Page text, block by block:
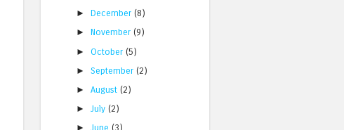
►December (8)
►November (9)
►October (5)
►September (2)
►August (2)
►July (2)
►June (3)